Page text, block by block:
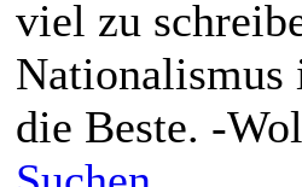
viel zu
Nationalismus
die Beste. -